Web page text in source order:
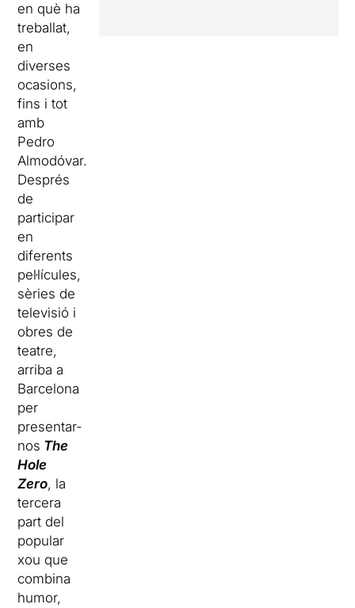
en què ha
treballat,
en
diverses
ocasions,
fins i tot
amb
Pedro
Almodóvar.
Després
de
participar
en
diferents
pel·lícules,
sèries de
televisió i
obres de
teatre,
arriba a
Barcelona
per
presentar-
nos The
Hole
Zero, la
tercera
part del
popular
xou que
combina
humor,